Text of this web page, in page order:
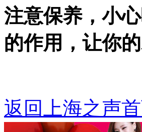
注意保养，小
的作用 ， 让你
返回上海之声